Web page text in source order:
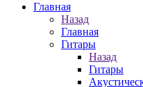
Главная
Назад
Главная
Гитары
Назад
Гитары